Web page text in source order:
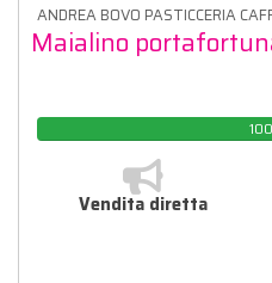
ANDREA BOVO PASTICCERIA
Maialino
Vendita diretta